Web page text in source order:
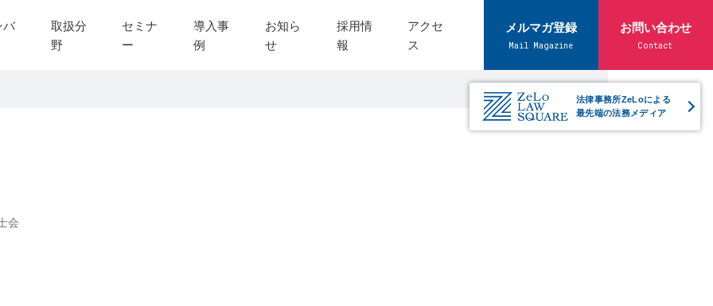
バ
取扱分
野
セミナ
ー
導入事
例
お知ら
せ
採用情
報
アクセ
ス
メルマガ登録
Mail Magazine
お問い合わせ
Contact
法律事務所ZeLoによる
最先端の法務メディア
会